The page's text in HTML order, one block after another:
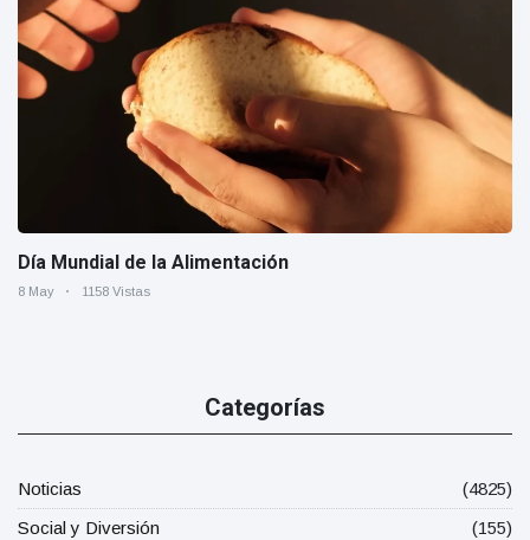
Día Mundial de la Alimentación
8 May 1158 Vistas
Categorías
Noticias
(4825)
Social y Diversión
(155)